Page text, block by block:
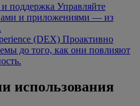
поддержка Управляйте
и приложениями — из
(DEX) Проактивно
до того, как они повлияют
использования